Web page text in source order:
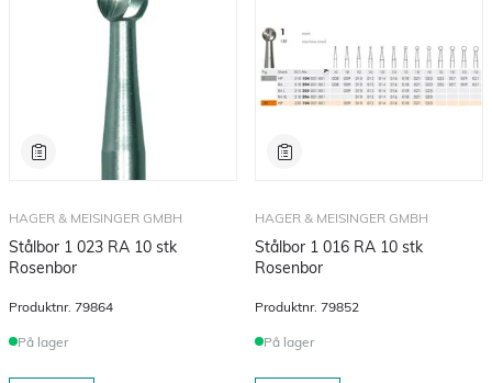
HAGER & MEISINGER GMBH
Stålbor 1 023 RA 10 stk
Rosenbor
Produktnr. 79864
På lager
HAGER & MEISINGER GMBH
Stålbor 1 016 RA 10 stk
Rosenbor
Produktnr. 79852
På lager